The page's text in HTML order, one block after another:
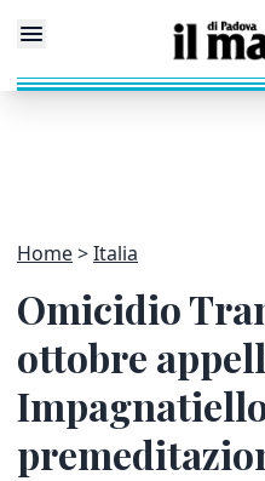
Home Italia
Omicidio
ottobre